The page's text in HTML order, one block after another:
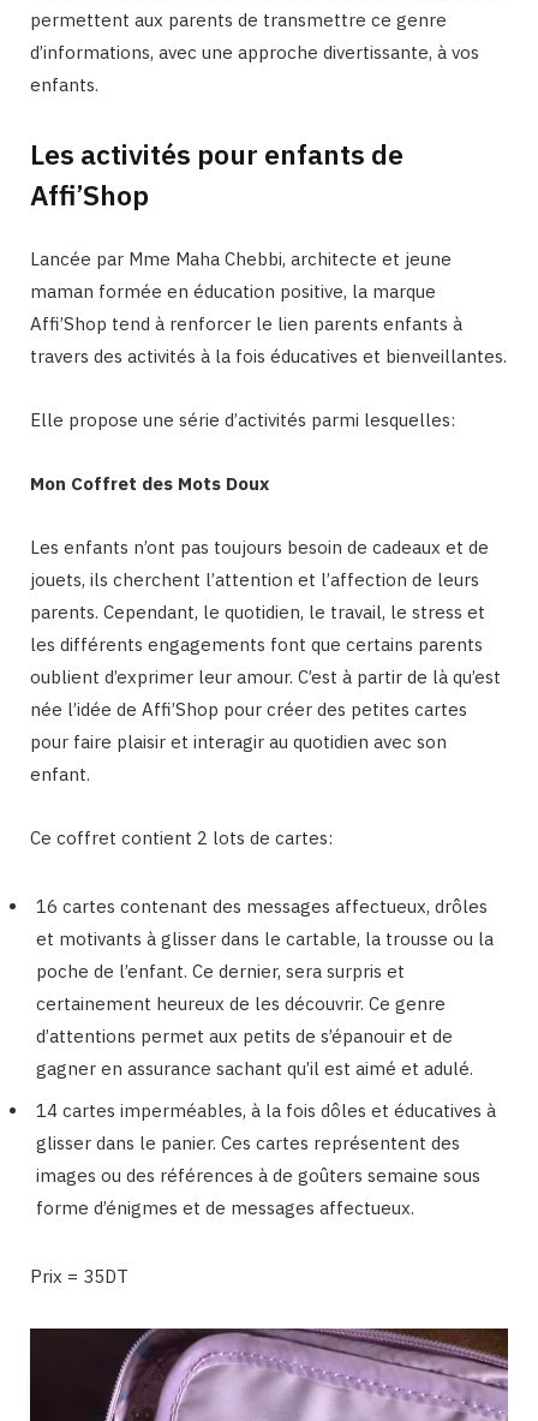
permettent aux parents de transmettre ce genre
d’informations, avec une approche divertissante, à vos
enfants.
Les activités pour enfants de
Affi’Shop
Lancée par Mme Maha Chebbi, architecte et jeune
maman formée en éducation positive, la marque
Affi’Shop tend à renforcer le lien parents enfants à
travers des activités à la fois éducatives et bienveillantes.
Elle propose une série d’activités parmi lesquelles:
Mon Coffret des Mots Doux
Les enfants n’ont pas toujours besoin de cadeaux et de
jouets, ils cherchent l’attention et l’affection de leurs
parents. Cependant, le quotidien, le travail, le stress et
les différents engagements font que certains parents
oublient d’exprimer leur amour. C’est à partir de là qu’est
née l’idée de Affi’Shop pour créer des petites cartes
pour faire plaisir et interagir au quotidien avec son
enfant.
Ce coffret contient 2 lots de cartes:
16 cartes contenant des messages affectueux, drôles
et motivants à glisser dans le cartable, la trousse ou la
poche de l’enfant. Ce dernier, sera surpris et
certainement heureux de les découvrir. Ce genre
d’attentions permet aux petits de s’épanouir et de
gagner en assurance sachant qu’il est aimé et adulé.
14 cartes imperméables, à la fois dôles et éducatives à
glisser dans le panier. Ces cartes représentent des
images ou des références à de goûters semaine sous
forme d’énigmes et de messages affectueux.
Prix = 35DT